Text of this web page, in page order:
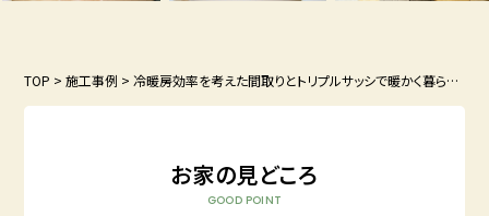
TOP >施工事例 > 冷暖房効率を考えた間取りとトリプルサッシで暖かく暮らすおうち
お家の見どころ
GOOD POINT